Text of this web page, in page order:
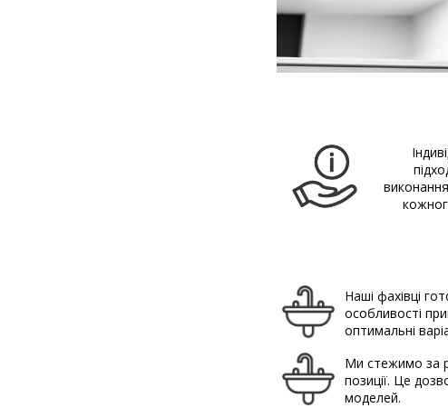
Наші фахівці
особливості
оптимальні
Ми стежимо за
позиції. Це
моделей.